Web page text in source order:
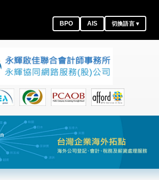
BPO AIS 切換語言 ▾